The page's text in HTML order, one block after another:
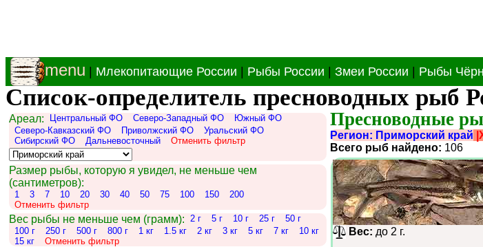
menu Млекопитающие России Рыбы России Змеи России Рыбы
Список-определитель пресноводных рыб
Ареал: Центральный ФО Северо-Западный ФО
Южный ФО
Северо-Кавказский ФО
Приволжский ФО
Уральский ФО
Сибирский ФО
Дальневосточный Отменить фильтр
Размер рыбы, которую я увидел, не меньше чем
(сантиметров):
1 3 7 10 20 30 40 50 75 100 150
200
Отменить фильтр
Вес рыбы не меньше чем (грамм): 2 г 5 г 10 г 25 г
50 г
100 г
250 г 500 г 800 г 1 кг 1.5 кг 2 кг 3 кг 5 кг 7 кг
10 кг
15 кг
Отменить фильтр
Пресноводные
Регион: Приморский край
Всего рыб найдено: 106
Вес: до 2 г.